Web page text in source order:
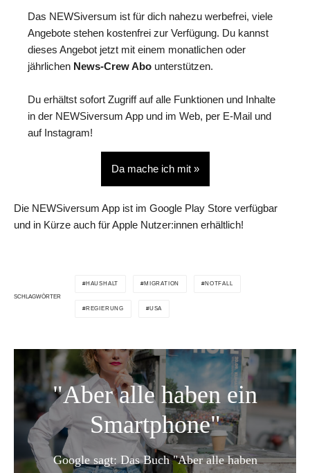
Das NEWSiversum ist für dich nahezu werbefrei, viele
Angebote stehen kostenfrei zur Verfügung. Du kannst
dieses Angebot jetzt mit einem monatlichen oder
jährlichen News-Crew Abo unterstützen.
Du erhältst sofort Zugriff auf alle Funktionen und Inhalte
in der NEWSiversum App und im Web, per E-Mail und
auf Instagram!
Da mache ich mit »
Die NEWSiversum App ist im Google Play Store verfügbar
und in Kürze auch für Apple Nutzer:innen erhältlich!
SCHLAGWÖRTER
HAUSHALT MIGRATION NOTFALL
REGIERUNG USA
"Aber alle haben ein
Smartphone"
Google sagt: Das Buch "Aber alle haben